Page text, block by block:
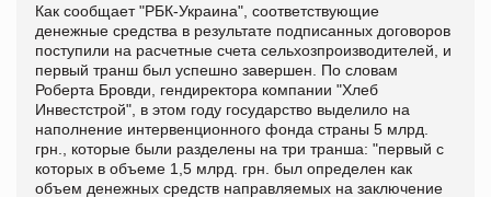
Как сообщает "РБК-Украина", соответствующие
денежные средства в результате подписанных договоров
поступили на расчетные счета сельхозпроизводителей, и
первый транш был успешно завершен. По словам
Роберта Бровди, гендиректора компании "Хлеб
Инвестстрой", в этом году государство выделило на
наполнение интервенционного фонда страны 5 млрд.
грн., которые были разделены на три транша: "первый с
которых в объеме 1,5 млрд. грн. был определен как
объем денежных средств направляемых на заключение